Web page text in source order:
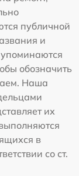
публичной
и
обозначить
Наша
их
в
со ст.